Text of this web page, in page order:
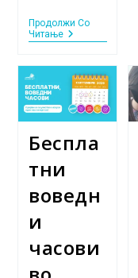
Продолжи Со
ЧитањеAI
Edufront:
Како
Децата
Го
Истражуваа
Низ
Scratch
Python
Беспла
тни
воведн
и
часови